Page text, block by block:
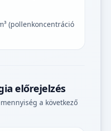
(pollenkoncentráció
előrejelzés
a következő